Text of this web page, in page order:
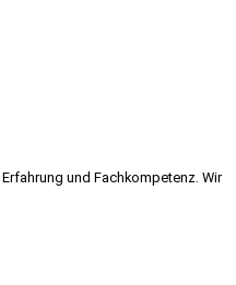
und Fachkompetenz. Wir